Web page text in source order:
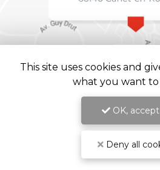
Halley, Institut de langue à
This site uses cookies and
what you want to
OK, accept
Deny all